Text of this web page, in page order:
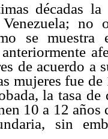
décadas
Venezuela;
se
de acuerdo a
mujeres fue
la tasa
10 a 12
sin